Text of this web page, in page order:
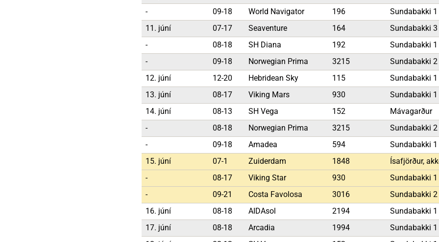
-
09-18 World Navigator 196
Sundabakki 1
11. júní
07-17 Seaventure 164
Sundabakki 3
-
08-18 SH Diana 192
Sundabakki 1
-
09-18 Norwegian Prima 3215
Sundabakki 2
12. júní
12-20 Hebridean Sky 115
Sundabakki 1
13. júní
08-17 Viking Mars 930
Sundabakki 1
14. júní
08-13 SH Vega 152
Mávagarður
-
08-18 Norwegian Prima 3215
Sundabakki 2
-
09-18 Amadea 594
Sundabakki 1
15. júní
07-1 Zuiderdam 1848
Ísafjörður,
-
08-17 Viking Star 930
Sundabakki 1
-
09-21 Costa Favolosa 3016
Sundabakki 2
16. júní
08-18 AIDAsol 2194
Sundabakki 1
17. júní
08-18 Arcadia 1994
Sundabakki 1